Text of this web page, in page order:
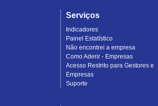
Serviços
Indicadores
Painel Estatístico
Não encontrei a empresa
Como Aderir - Empresas
Acesso Restrito para Gestores e
Empresas
Suporte